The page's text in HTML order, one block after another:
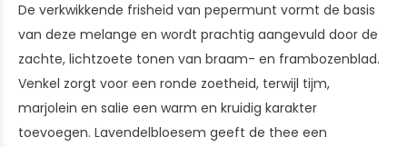
De verkwikkende frisheid van pepermunt vormt de basis
van deze melange en wordt prachtig aangevuld door de
zachte, lichtzoete tonen van braam- en frambozenblad.
Venkel zorgt voor een ronde zoetheid, terwijl tijm,
marjolein en salie een warm en kruidig karakter
toevoegen. Lavendelbloesem geeft de thee een